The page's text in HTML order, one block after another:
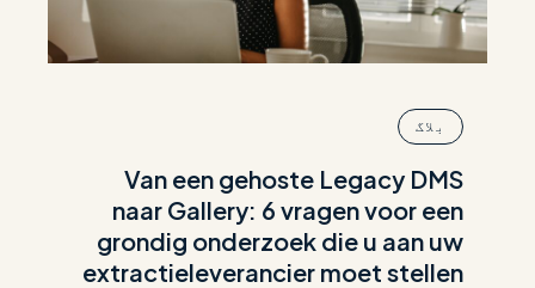
بلاگ
Van een gehoste Legacy DMS
naar Gallery: 6 vragen voor een
grondig onderzoek die u aan uw
extractieleverancier moet stellen